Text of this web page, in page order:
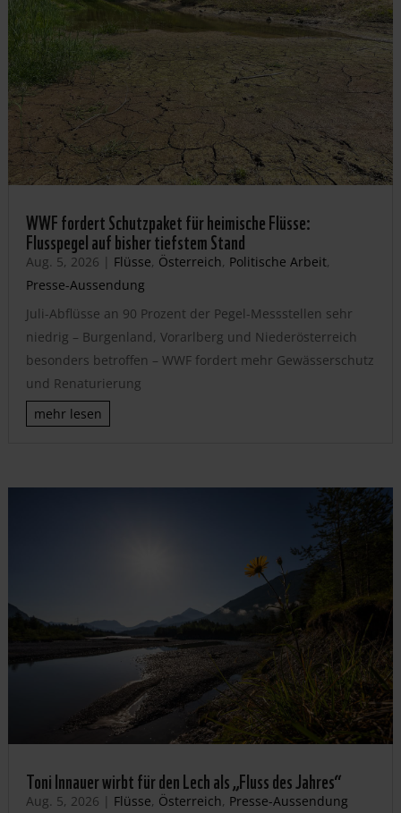
WWF fordert Schutzpaket für heimische Flüsse:
Flusspegel auf bisher tiefstem Stand
Aug. 5, 2026 | Flüsse, Österreich, Politische Arbeit,
Presse-Aussendung
Juli-Abflüsse an 90 Prozent der Pegel-Messstellen sehr
niedrig – Burgenland, Vorarlberg und Niederösterreich
besonders betroffen – WWF fordert mehr Gewässerschutz
und Renaturierung
mehr lesen
Toni Innauer wirbt für den Lech als „Fluss des Jahres“
Aug. 5, 2026 | Flüsse, Österreich, Presse-Aussendung